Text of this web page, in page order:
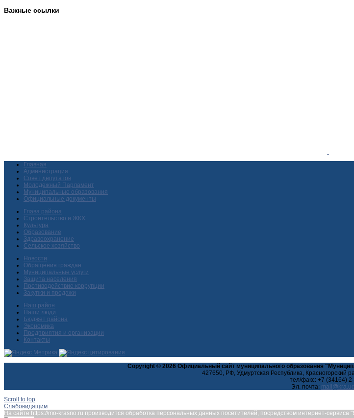
Важные ссылки
Главная
Администрация
Совет депутатов
Молодежный Парламент
Муниципальные образования
Официальные документы
Глава района
Строительство и ЖКХ
Культура
Образование
Здравоохранение
Сельское хозяйство
Новости
Обращения граждан
Муниципальные услуги
Защита населения
Противодействие коррупции
Закупки и продажи
Наш район
Наши люди
Бюджет района
Экономика
Предприятия и организации
Контакты
Copyright © 2026 Официальный сайт муниципального образования
427650, РФ, Удмуртская Республика, Красногорский
тел/факс: +7 (34164)
Эл. почта:
Scroll to top
Слабовидящим
На сайте https://mo-krasno.ru производится обработка персональных данных посетителей, посредством интернет-